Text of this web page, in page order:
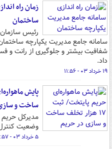
زمان راه
ساختمان
رئیس
سامانه جامع مدیریت یکپارچه
شفافیت بیشتر و جلوگیری از رانت و
داد.
۱۹ خرداد ۰۳ - ۱۱:۵۶
ساخت و
مدیرکل
وضعیت
۵ خرداد ۰۳ - ۱۱:۵۷